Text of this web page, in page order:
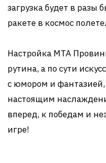
загрузка будет в разы
ракете в космос
Настройка MTA
рутина, а по сути
с юмором и фантазией,
настоящим
вперед, к победам и
игре!